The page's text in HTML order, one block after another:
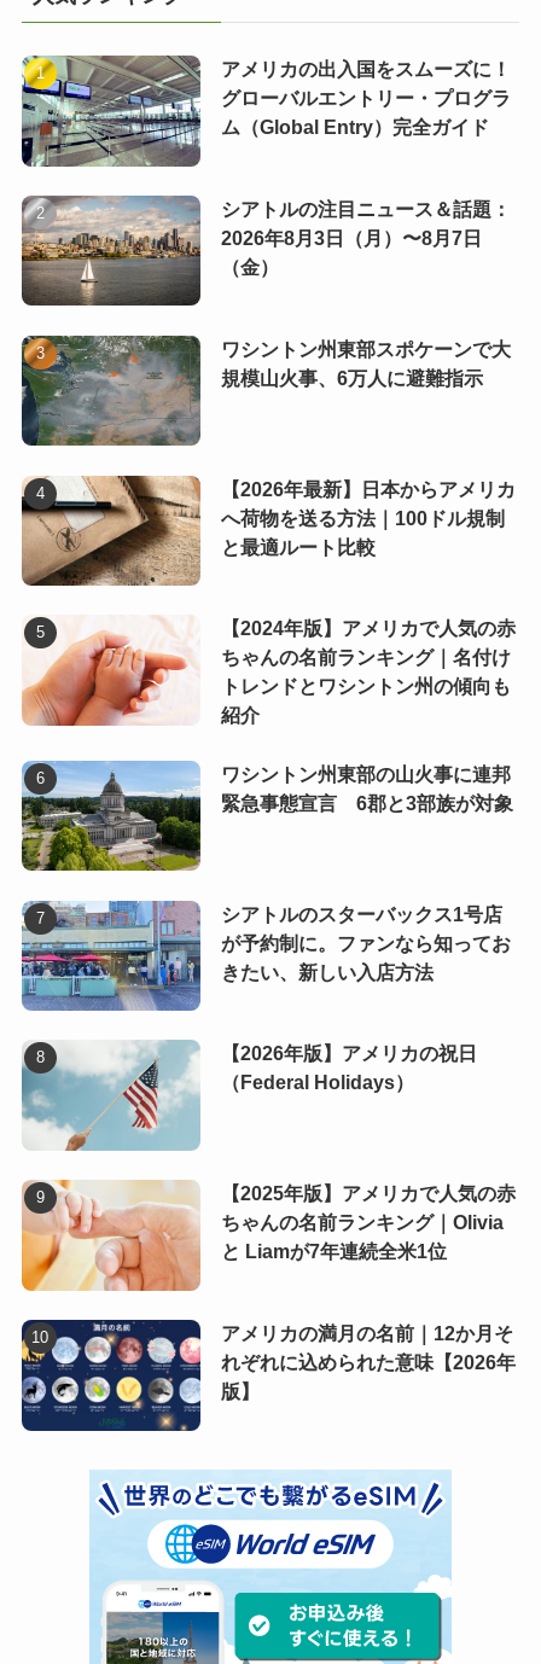
アメリカの出入国をスムーズに！
グローバルエントリー・プログラ
ム（Global Entry）完全ガイド
シアトルの注目ニュース＆話題：
2026年8月3日（月）〜8月7日
（金）
ワシントン州東部スポケーンで大
規模山火事、6万人に避難指示
【2026年最新】日本からアメリカ
へ荷物を送る方法｜100ドル規制
と最適ルート比較
【2024年版】アメリカで人気の赤
ちゃんの名前ランキング｜名付け
トレンドとワシントン州の傾向も
紹介
ワシントン州東部の山火事に連邦
緊急事態宣言 6郡と3部族が対象
シアトルのスターバックス1号店
が予約制に。ファンなら知ってお
きたい、新しい入店方法
【2026年版】アメリカの祝日
（Federal Holidays）
【2025年版】アメリカで人気の赤
ちゃんの名前ランキング｜Olivia
と Liamが7年連続全米1位
アメリカの満月の名前｜12か月そ
れぞれに込められた意味【2026年
版】